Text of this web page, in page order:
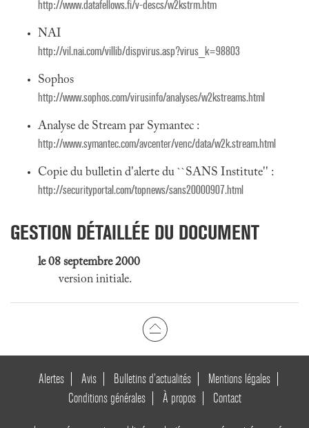
http://www.datafellows.fi/v-descs/w2kstrm.htm
NAI
http://vil.nai.com/villib/dispvirus.asp?virus_k=98803
Sophos
http://www.sophos.com/virusinfo/analyses/w2kstreams.html
Analyse de Stream par Symantec :
http://www.symantec.com/avcenter/venc/data/w2k.stream.html
Copie du bulletin d'alerte du ``SANS Institute'' :
http://securityportal.com/topnews/sans20000907.html
GESTION DÉTAILLÉE DU DOCUMENT
le 08 septembre 2000
version initiale.
Alertes Avis Bulletins d’actualités
Mentions légales
Conditions générales
À propos Contact